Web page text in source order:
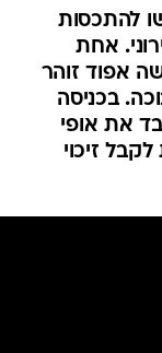
להתכסות
אחת
אפוד זוהר
בכניסה
את אופי
זיכוי